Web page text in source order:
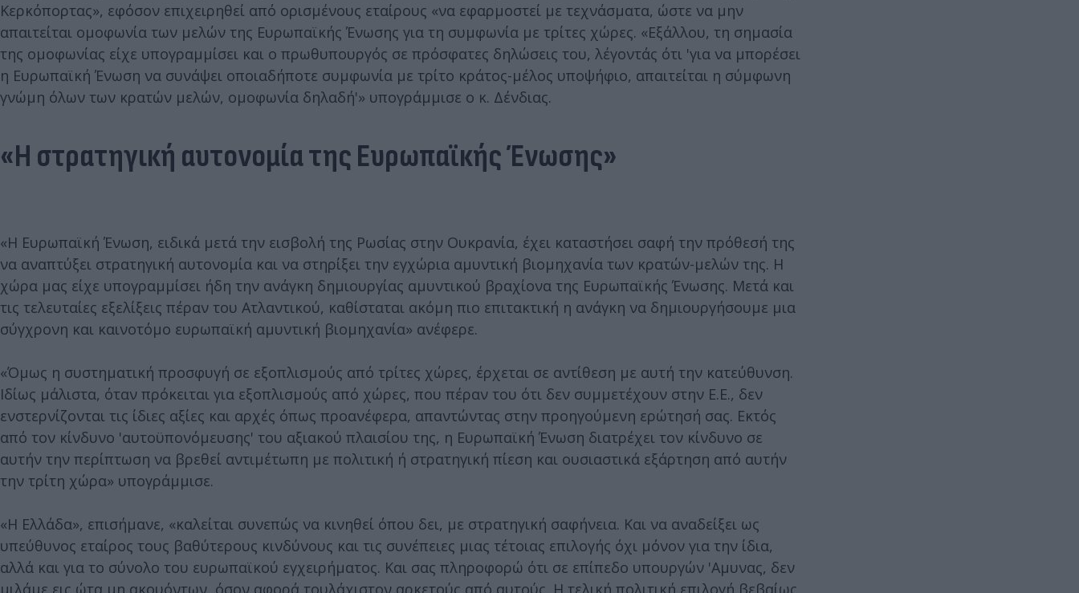
Κερκόπορτας», εφόσον επιχειρηθεί από ορισμένους εταίρους «να εφαρμοστεί με τεχνάσματα, ώστε να μην
απαιτείται ομοφωνία των μελών της Ευρωπαϊκής Ένωσης για τη συμφωνία με τρίτες χώρες. «Εξάλλου, τη σημασία
της ομοφωνίας είχε υπογραμμίσει και ο πρωθυπουργός σε πρόσφατες δηλώσεις του, λέγοντάς ότι 'για να μπορέσει
η Ευρωπαϊκή Ένωση να συνάψει οποιαδήποτε συμφωνία με τρίτο κράτος-μέλος υποψήφιο, απαιτείται η σύμφωνη
γνώμη όλων των κρατών μελών, ομοφωνία δηλαδή'» υπογράμμισε ο κ. Δένδιας.
«Η στρατηγική αυτονομία της Ευρωπαϊκής Ένωσης»
«Η Ευρωπαϊκή Ένωση, ειδικά μετά την εισβολή της Ρωσίας στην Ουκρανία, έχει καταστήσει σαφή την πρόθεσή της
να αναπτύξει στρατηγική αυτονομία και να στηρίξει την εγχώρια αμυντική βιομηχανία των κρατών-μελών της. Η
χώρα μας είχε υπογραμμίσει ήδη την ανάγκη δημιουργίας αμυντικού βραχίονα της Ευρωπαϊκής Ένωσης. Μετά και
τις τελευταίες εξελίξεις πέραν του Ατλαντικού, καθίσταται ακόμη πιο επιτακτική η ανάγκη να δημιουργήσουμε μια
σύγχρονη και καινοτόμο ευρωπαϊκή αμυντική βιομηχανία» ανέφερε.
«Όμως η συστηματική προσφυγή σε εξοπλισμούς από τρίτες χώρες, έρχεται σε αντίθεση με αυτή την κατεύθυνση.
Ιδίως μάλιστα, όταν πρόκειται για εξοπλισμούς από χώρες, που πέραν του ότι δεν συμμετέχουν στην Ε.Ε., δεν
ενστερνίζονται τις ίδιες αξίες και αρχές όπως προανέφερα, απαντώντας στην προηγούμενη ερώτησή σας. Εκτός
από τον κίνδυνο 'αυτοϋπονόμευσης' του αξιακού πλαισίου της, η Ευρωπαϊκή Ένωση διατρέχει τον κίνδυνο σε
αυτήν την περίπτωση να βρεθεί αντιμέτωπη με πολιτική ή στρατηγική πίεση και ουσιαστικά εξάρτηση από αυτήν
την τρίτη χώρα» υπογράμμισε.
«Η Ελλάδα», επισήμανε, «καλείται συνεπώς να κινηθεί όπου δει, με στρατηγική σαφήνεια. Και να αναδείξει ως
υπεύθυνος εταίρος τους βαθύτερους κινδύνους και τις συνέπειες μιας τέτοιας επιλογής όχι μόνον για την ίδια,
αλλά και για το σύνολο του ευρωπαϊκού εγχειρήματος. Και σας πληροφορώ ότι σε επίπεδο υπουργών 'Αμυνας, δεν
μιλάμε εις ώτα μη ακουόντων, όσον αφορά τουλάχιστον αρκετούς από αυτούς. Η τελική πολιτική επιλογή βεβαίως,